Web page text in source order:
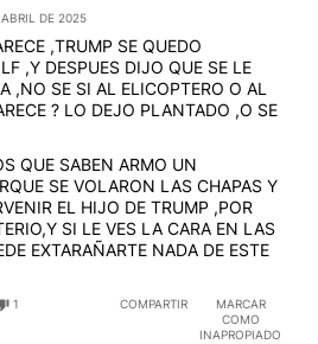
DE 2025
,TRUMP SE QUEDO
,Y DESPUES DIJO QUE SE LE
,NO SE SI AL ELICOPTERO O AL
? LO DEJO PLANTADO ,O SE
QUE SABEN ARMO UN
SE VOLARON LAS CHAPAS Y
EL HIJO DE TRUMP ,POR
SI LE VES LA CARA EN LAS
EXTARAÑARTE NADA DE ESTE
1 COMPARTIR
MARCAR
COMO
INAPROPIADO